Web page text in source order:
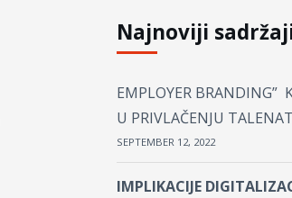
Najnoviji
EMPLOYER BRANDING”
U PRIVLAČENJU
SEPTEMBER 12, 2022
IMPLIKACIJE